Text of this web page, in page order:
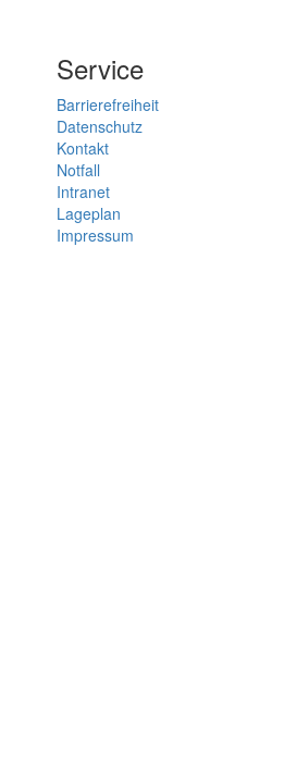
Service
Barrierefreiheit
Datenschutz
Kontakt
Notfall
Intranet
Lageplan
Impressum